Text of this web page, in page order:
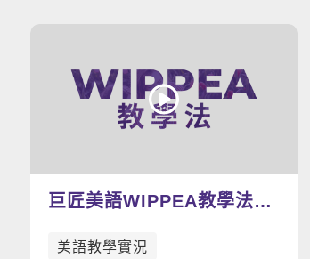
巨匠美語WIPPEA教學法示
美語教學實況